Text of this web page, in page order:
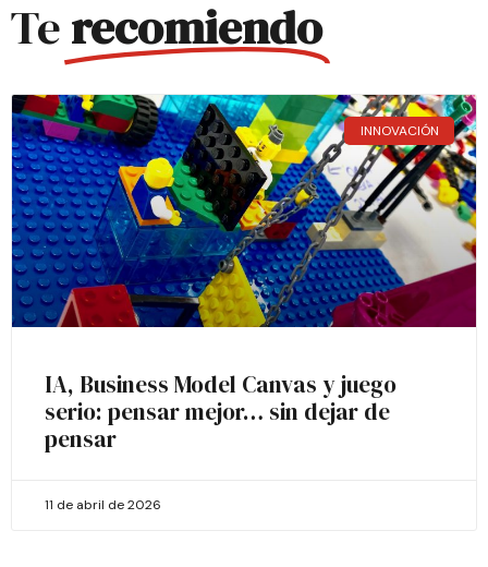
Terecomiendo
INNOVACIÓN
IA, Business Model Canvas y juego
serio: pensar mejor… sin dejar de
pensar
11 de abril de 2026